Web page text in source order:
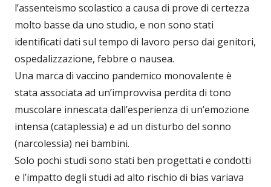
l’assenteismo scolastico a causa di prove di certezza
molto basse da uno studio, e non sono stati
identificati dati sul tempo di lavoro perso dai genitori,
ospedalizzazione, febbre o nausea.
Una marca di vaccino pandemico monovalente è
stata associata ad un’improvvisa perdita di tono
muscolare innescata dall’esperienza di un’emozione
intensa (cataplessia) e ad un disturbo del sonno
(narcolessia) nei bambini.
Solo pochi studi sono stati ben progettati e condotti
e l’impatto degli studi ad alto rischio di bias variava